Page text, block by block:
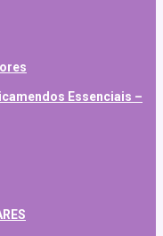
Essenciais –